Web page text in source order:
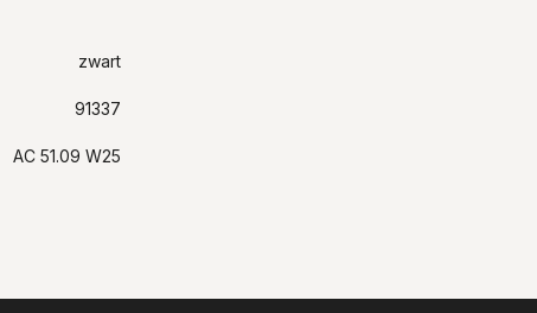
zwart
91337
AC 51.09 W25